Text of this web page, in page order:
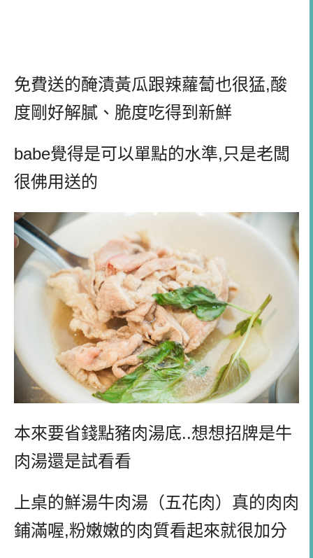
免費送的醃漬黃瓜跟辣蘿蔔也很猛,酸
度剛好解膩、脆度吃得到新鮮
babe覺得是可以單點的水準,只是老闆
很佛用送的
本來要省錢點豬肉湯底..想想招牌是牛
肉湯還是試看看
上桌的鮮湯牛肉湯（五花肉）真的肉肉
鋪滿喔,粉嫩嫩的肉質看起來就很加分